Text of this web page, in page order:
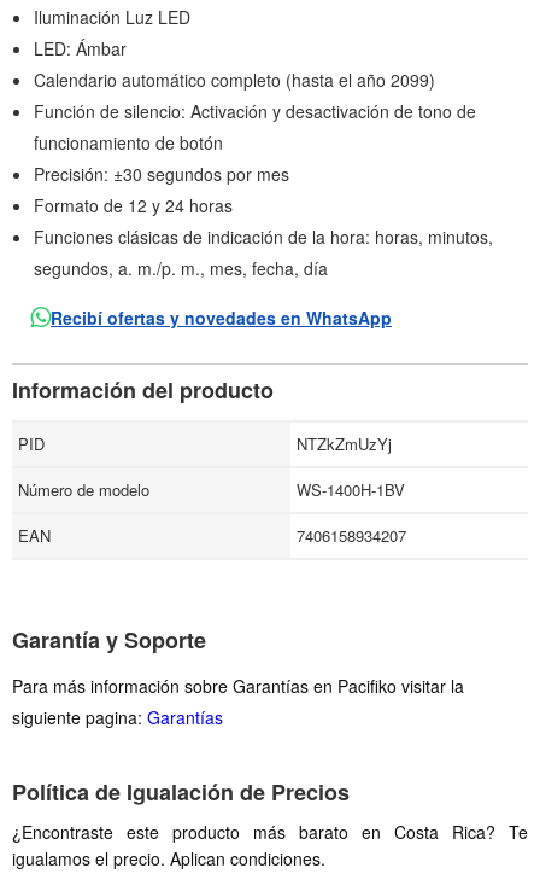
Iluminación Luz LED
LED: Ámbar
Calendario automático completo (hasta el año 2099)
Función de silencio: Activación y desactivación de tono de
funcionamiento de botón
Precisión: ±30 segundos por mes
Formato de 12 y 24 horas
Funciones clásicas de indicación de la hora: horas, minutos,
segundos, a. m./p. m., mes, fecha, día
Recibí ofertas y novedades en WhatsApp
Información del producto
PID
NTZkZmUzYj
Número de modelo
WS-1400H-1BV
EAN
7406158934207
Garantía y Soporte
Para más información sobre Garantías en Pacifiko visitar la
siguiente pagina: Garantías
Política de Igualación de Precios
¿Encontraste este producto más barato en Costa Rica? Te
igualamos el precio. Aplican condiciones.